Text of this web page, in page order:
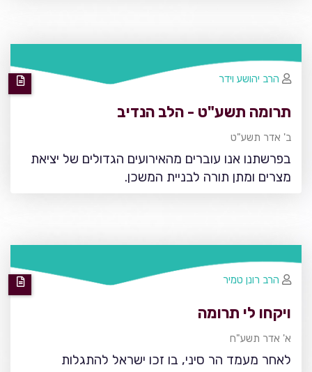
תרומה תשע"ט - הלב הנדיב
ב' אדר תשע"ט
בפרשתנו אנו עוברים מהאירועים הגדולים של יציאת
מצרים ומתן תורה לבניית המשכן.
הרב יהושע וידר
ויקחו לי תרומה
א' אדר תשע"ח
לאחר מעמד הר סיני, בו זכו ישראל להתגלות
הרב רונן טמיר